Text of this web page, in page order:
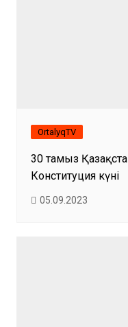
OrtalyqTV
30 тамыз
Конституция күні
05.09.2023